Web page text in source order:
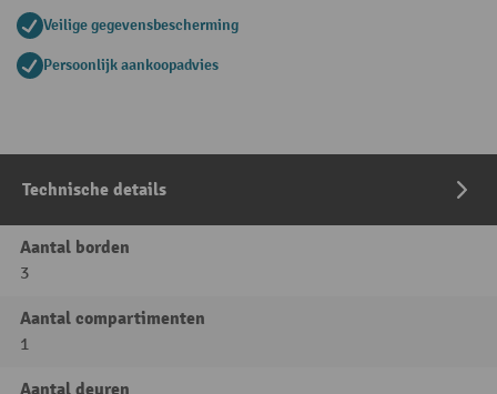
Veilige gegevensbescherming
Persoonlijk aankoopadvies
Technische details
Aantal borden
3
Aantal compartimenten
1